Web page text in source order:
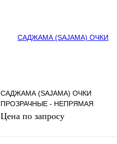
САДЖАМА (SAJAMA) ОЧКИ
ПРОЗРАЧНЫЕ - НЕПРЯМАЯ
ВЕНТИЛЯЦИЯ
Цена по запросу